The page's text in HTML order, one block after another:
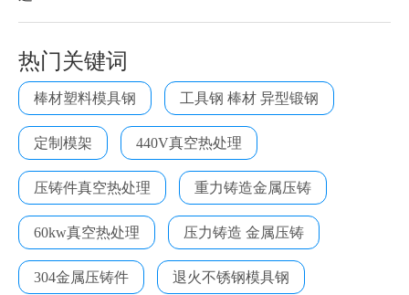
热门关键词
棒材塑料模具钢 工具钢 棒材 异型锻钢
定制模架 440V真空热处理
压铸件真空热处理 重力铸造金属压铸
60kw真空热处理 压力铸造 金属压铸
304金属压铸件 退火不锈钢模具钢